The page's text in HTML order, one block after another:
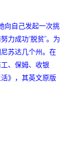
向自己发起一次挑
力成功“脱贫”。为
苏达几个州。在
、保姆、收银
》，其英文原版